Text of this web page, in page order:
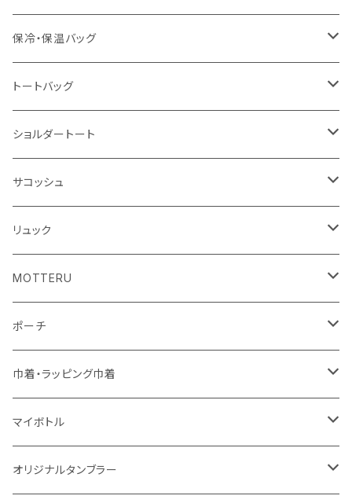
冷感タオル
ハンカチ
バッジ
ライティングスタンド
アクリル雑貨
ポンチョ
ポリエステル
フェアトレードコットン
ジュートコットン
キャンパス
不織布
コットン
保冷・保温バッグ
キャンパス
デニム
ポリエステル
不織布
トートバッグ
オーガニックコットン
シーチング
10oz
フェアトレードコットン
コットンリネン
ジュートコットン
再生ファブリック
コットン
5oz
シーチング
キャンパス
8oz
デニム・デニムライク
ショルダートート
オーガニックコットン
コットンリネン
再生ファブリック
5oz
10oz
コットン
シーチング
キャンパス
10oz
12oz
デニム
ポリエステル
サコッシュ
オーガニックコットン
フェアトレードコットン
ジュートコットン
再生ファブリック
5oz
コットン
5oz
キャンパス
リュック
コットン
5oz
デニム
ポリエステル
不織布
スウェット
MOTTERU
お買い物バッグ
ボトル
タンブラー
ランチグッズ
ポーチ
オーガニックコットン
フェアトレードコットン
再生ファブリック
巾着・ラッピング巾着
コットン
オーガニックコットン
マイボトル
ステンレスサーモ
オリジナルタンブラー